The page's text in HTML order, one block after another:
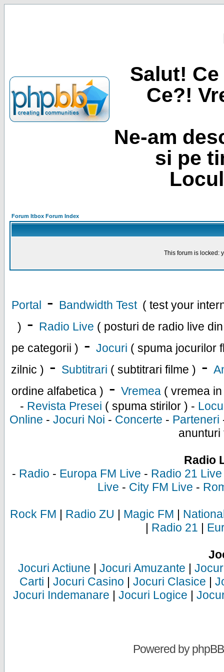
Salut!
Ce?!
Ne-am
si pe
Forum Itbox Forum Index
This forum is locked:
Portal - Bandwidth Test ( test your
) - Radio Live ( posturi de radio live
pe categorii ) - Jocuri ( spuma jocurilor
zilnic ) - Subtitrari ( subtitrari filme ) -
ordine alfabetica ) - Vremea ( vremea
- Revista Presei ( spuma stirilor ) -
Online - Jocuri Noi - Concerte - Parteneri
anunturi
Radio
- Radio - Europa FM Live - Radio 21 Live
Live - City FM Live -
Rock FM | Radio ZU | Magic FM |
| Radio 21 |
Jocuri Actiune | Jocuri Amuzante |
Carti | Jocuri Casino | Jocuri Clasice |
Jocuri Indemanare | Jocuri Logice |
Powered byphpBB